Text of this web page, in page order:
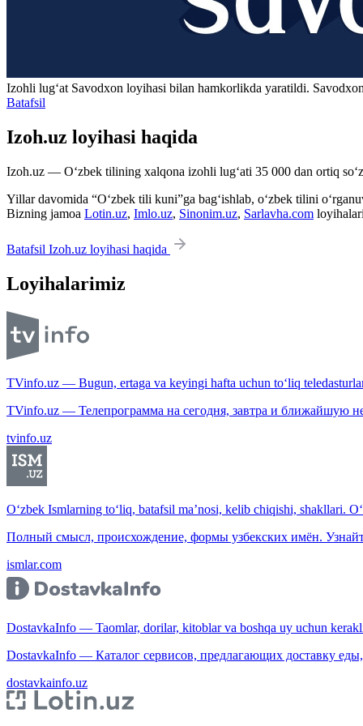
Izohli lugʻat Savodxon loyihasi bilan hamkorlikda yaratildi.
Batafsil
Izoh.uz loyihasi haqida
Izoh.uz — O‘zbek tilining xalqona izohli lug‘ati 35 000 dan ortiq
Yillar davomida “O‘zbek tili kuni”ga bag‘ishlab, o‘zbek tilini
Bizning jamoa Lotin.uz, Imlo.uz, Sinonim.uz, Sarlavha.com
Batafsil Izoh.uz loyihasi haqida
Loyihalarimiz
TVinfo.uz — Bugun, ertaga va keyingi hafta uchun to‘liq
TVinfo.uz — Телепрограмма на сегодня, завтра и ближайшую
tvinfo.uz
O‘zbek Ismlarning to‘liq, batafsil ma’nosi, kelib chiqishi, shakllari.
Полный смысл, происхождение, формы узбекских имён.
ismlar.com
DostavkaInfo — Taomlar, dorilar, kitoblar va boshqa uy uchun
DostavkaInfo — Каталог сервисов, предлагающих доставку
dostavkainfo.uz